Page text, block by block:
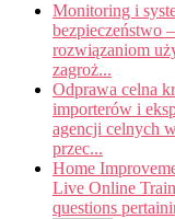
Monitoring i
rozwiązaniom
zagroż...
Odprawa celna
importerów i
agencji celnych
przec...
Home
Live Online
questions